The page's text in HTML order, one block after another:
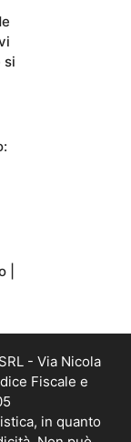
si
|
- Via Nicola
Fiscale e
in quanto